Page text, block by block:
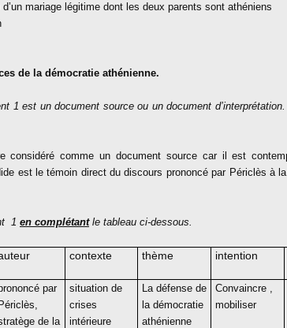
mariage légitime dont les deux parents sont athéniens
de la démocratie athénienne.
1 est un document source ou un document
considéré comme un document source car il est
est le témoin direct du discours prononcé par Périclès à
1 en complétantle tableau ci-dessous.
contexte thème intention
par
Périclès,
de la
situation de
crises
intérieure
La défense de
la démocratie
athénienne
Convaincre ,
mobiliser